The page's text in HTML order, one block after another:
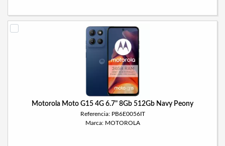
Motorola Moto G15 4G 6.7" 8Gb 512Gb Navy Peony
Referencia: PB6E0056IT
Marca: MOTOROLA